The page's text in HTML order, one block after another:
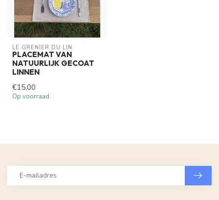
LE GRENIER DU LIN
PLACEMAT VAN
NATUURLIJK GECOAT
LINNEN
€15,00
Op voorraad